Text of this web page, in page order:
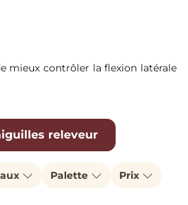
mieux contrôler la flexion latérale
releveur
Palette
Prix